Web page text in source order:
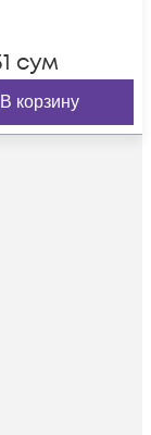
сум
В корзину